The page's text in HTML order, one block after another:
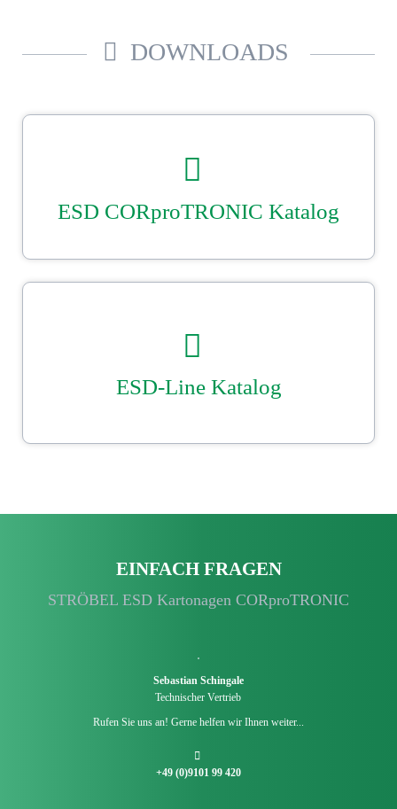
DOWNLOADS
Sicher gut verpackt mit Ströbel.
Unser Ströbel ESD–Katalog. Beutel-, Einsätze und Hauben­konfektion
Sicher gut verpackt mit Ströbel.
EINFACH FRAGEN
STRÖBEL ESD Kartonagen CORproTRONIC
Sebastian Schingale
Technischer Vertrieb
Rufen Sie uns an! Gerne helfen wir Ihnen weiter...
+49 (0)9101 99 420